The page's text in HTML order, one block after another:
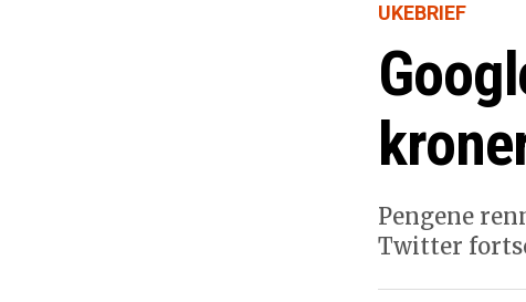
UKEBRIEF
Pengene
Twitter